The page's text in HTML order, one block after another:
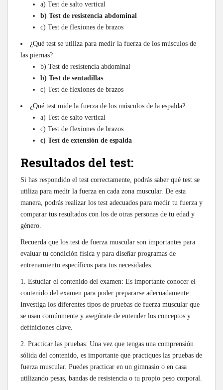
a) Test de salto vertical
b) Test de resistencia abdominal
c) Test de flexiones de brazos
¿Qué test se utiliza para medir la fuerza de los músculos de
las piernas?
b) Test de resistencia abdominal
b) Test de sentadillas
c) Test de flexiones de brazos
¿Qué test mide la fuerza de los músculos de la espalda?
a) Test de salto vertical
c) Test de flexiones de brazos
c) Test de extensión de espalda
Resultados del test:
Si has respondido el test correctamente, podrás saber qué test se
utiliza para medir la fuerza en cada zona muscular. De esta
manera, podrás realizar los test adecuados para medir tu fuerza y
comparar tus resultados con los de otras personas de tu edad y
género.
Recuerda que los test de fuerza muscular son importantes para
evaluar tu condición física y para diseñar programas de
entrenamiento específicos para tus necesidades.
1. Estudiar el contenido del examen: Es importante conocer el
contenido del examen para poder prepararse adecuadamente.
Investiga los diferentes tipos de pruebas de fuerza muscular que
se usan comúnmente y asegúrate de entender los conceptos y
definiciones clave.
2. Practicar las pruebas: Una vez que tengas una comprensión
sólida del contenido, es importante que practiques las pruebas de
fuerza muscular. Puedes practicar en un gimnasio o en casa
utilizando pesas, bandas de resistencia o tu propio peso corporal.